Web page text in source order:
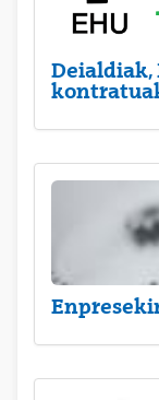
Deialdiak,